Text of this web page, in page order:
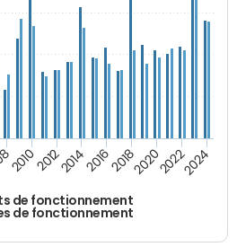
de fonctionnement
de fonctionnement
20102012201420162018202020222024